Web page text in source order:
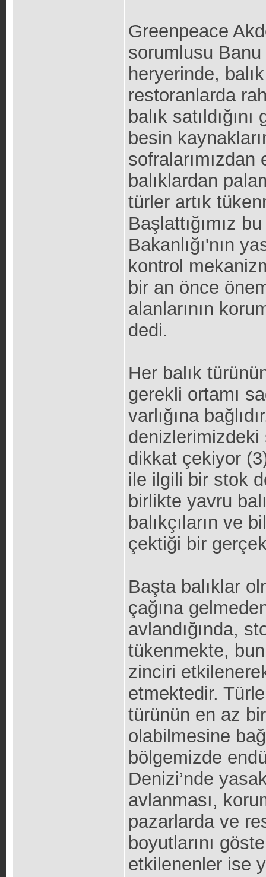
Greenpeace
sorumlusu Banu
heryerinde,
restoranlarda
balık
besin
balıklardan
türler artık
Başlattığımız
Bakanlığı'nın
kontrol
bir an önce
alanlarının
dedi.
Her balık
gerekli ortamı
varlığına
denizlerimizdeki
dikkat çekiyor
ile ilgili bir stok
birlikte yavru
balıkçıların ve
çektiği bir
Başta balıklar
çağına
avlandığında,
tükenmekte,
zinciri
etmektedir.
türünün en az
olabilmesine
bölgemizde
Denizi’nde
avlanması,
pazarlarda ve
boyutlarını
etkilenenler ise